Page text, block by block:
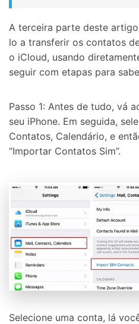
A terceira parte deste
lo a transferir os contatos
o iCloud, usando
seguir com etapas para
Passo 1: Antes de tudo, vá
seu iPhone. Em seguida,
Contatos, Calendário, e
“Importar Contatos Sim”.
Selecione uma conta, lá